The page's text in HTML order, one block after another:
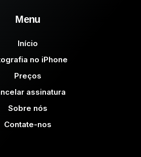
Menu
Início
no iPhone
Preços
assinatura
Sobre nós
Contate-nos